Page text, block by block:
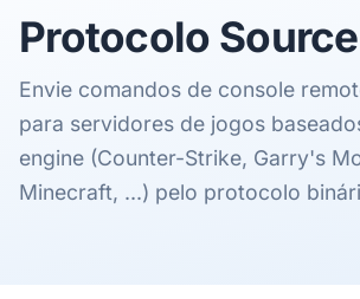
Protocolo Source
Envie comandos de console
para servidores de jogos
engine (Counter-Strike, Garry's
Minecraft, ...) pelo protocolo